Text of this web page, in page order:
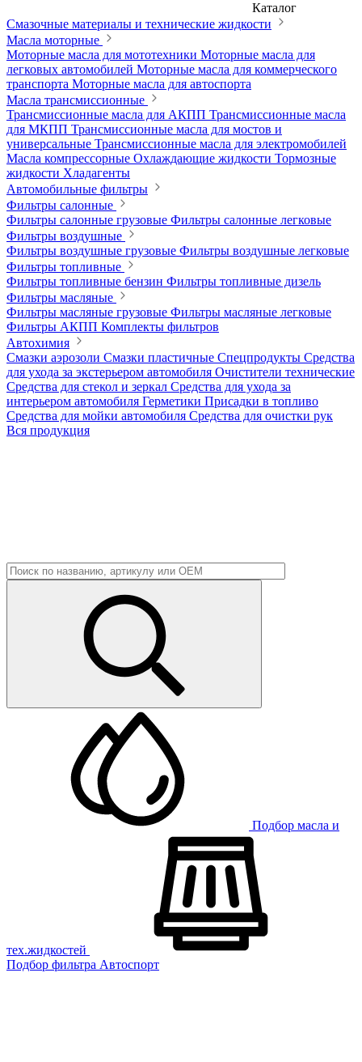
Каталог
Смазочные материалы и технические жидкости
Масла моторные
Моторные масла для мототехники Моторные масла для
легковых автомобилей Моторные масла для коммерческого
транспорта Моторные масла для автоспорта
Масла трансмиссионные
Трансмиссионные масла для АКПП Трансмиссионные масла
для МКПП Трансмиссионные масла для мостов и
универсальные Трансмиссионные масла для электромобилей
Масла компрессорные Охлаждающие жидкости Тормозные
жидкости Хладагенты
Автомобильные фильтры
Фильтры салонные
Фильтры салонные грузовые Фильтры салонные легковые
Фильтры воздушные
Фильтры воздушные грузовые Фильтры воздушные легковые
Фильтры топливные
Фильтры топливные бензин Фильтры топливные дизель
Фильтры масляные
Фильтры масляные грузовые Фильтры масляные легковые
Фильтры АКПП Комплекты фильтров
Автохимия
Смазки аэрозоли Смазки пластичные Спецпродукты Средства
для ухода за экстерьером автомобиля Очистители технические
Средства для стекол и зеркал Средства для ухода за
интерьером автомобиля Герметики Присадки в топливо
Средства для мойки автомобиля Средства для очистки рук
Вся продукция
Подбор масла и
тех.жидкостей
Подбор фильтра Автоспорт